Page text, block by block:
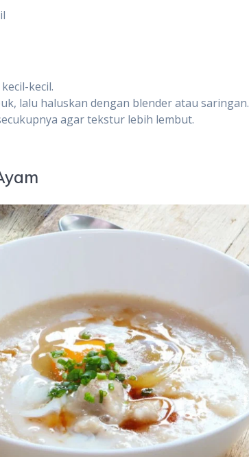
kecil.
lalu haluskan dengan blender atau saringan.
agar tekstur lebih lembut.